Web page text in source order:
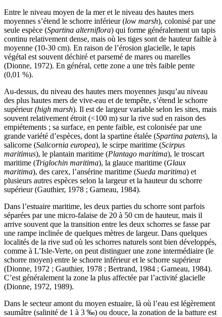
Entre le niveau moyen de la mer et le niveau des hautes mers
moyennes s’étend le schorre inférieur (low marsh), colonisé par une
seule espèce (Spartina alterniflora) qui forme généralement un tapis
continu relativement dense, mais où les tiges sont de hauteur faible à
moyenne (10-30 cm). En raison de l’érosion glacielle, le tapis
végétal est souvent déchiré et parsemé de mares ou marelles
(Dionne, 1972). En général, cette zone a une très faible pente
(0,01 %).
Au-dessus, du niveau des hautes mers moyennes jusqu’au niveau
des plus hautes mers de vive-eau et de tempête, s’étend le schorre
supérieur(high marsh). Il est de largeur variable selon les sites, mais
souvent relativement étroit (<100 m) sur la rive sud en raison des
empiétements ; sa surface, en pente faible, est colonisée par une
grande variété d’espèces, dont la spartine étalée (Spartina patens), la
salicorne (Salicornia europea), le scirpe maritime (Scirpus
maritimus), le plantain maritime (Plantago maritima), le troscart
maritime (Triglochin maritima), la glauce maritime (Glaux
maritima), des carex, l’ansérine maritime (Sueda maritima) et
plusieurs autres espèces selon la largeur et la hauteur du schorre
supérieur (Gauthier, 1978 ; Garneau, 1984).
Dans l’estuaire maritime, les deux parties du schorre sont parfois
séparées par une micro-falaise de 20 à 50 cm de hauteur, mais il
arrive souvent que la transition entre les deux schorres se fasse par
une rampe inclinée de quelques mètres de largeur. Dans quelques
localités de la rive sud où les schorres naturels sont bien développés,
comme à L’Isle-Verte, on peut distinguer une zone intermédiaire (le
schorre moyen) entre le schorre inférieur et le schorre supérieur
(Dionne, 1972 ; Gauthier, 1978 ; Bertrand, 1984 ; Garneau, 1984).
C’est généralement la zone la plus affectée par l’activité glacielle
(Dionne, 1972, 1989).
Dans le secteur amont du moyen estuaire, là où l’eau est légèrement
saumâtre (salinité de 1 à 3 ‰) ou douce, la zonation de la batture est